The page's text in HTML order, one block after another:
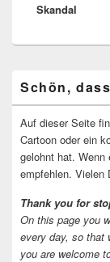
Skandal
Seitenleisten-
Widgetbereich
Schön,
Auf dieser Seite
Cartoon oder ein
gelohnt hat.
empfehlen. Vielen
Thank you for
On this page you
every day, so that
you are welcome